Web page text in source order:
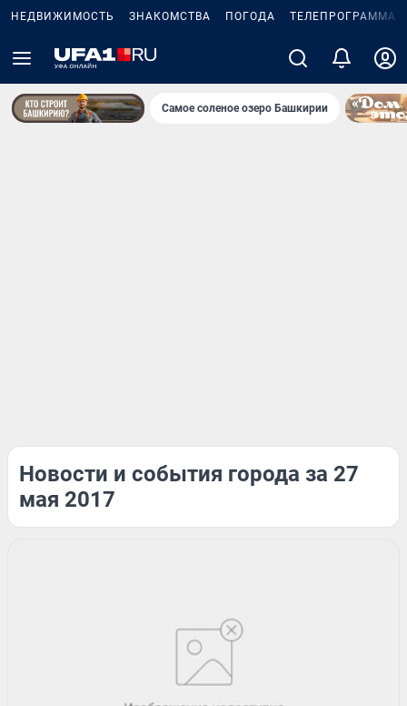
НЕДВИЖИМОСТЬ ЗНАКОМСТВА ПОГОДА ТЕЛЕПРОГРАММА
Самое соленое озеро Башкирии
Новости и события города за 27
мая 2017